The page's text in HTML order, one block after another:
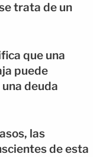
trata de un
que una
puede
deuda
las
de esta